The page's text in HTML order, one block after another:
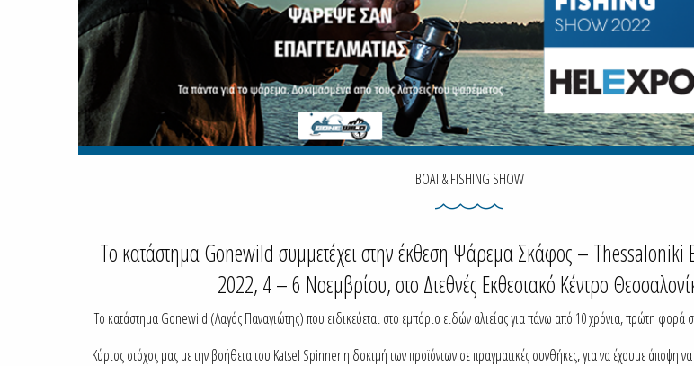
BOAT & FISHING SHOW
Το κατάστημα Gonewild συμμετέχει στην έκθεση Ψάρεμα Σκάφος –
2022, 4 – 6 Νοεμβρίου, στο Διεθνές Εκθεσιακό Κέντρο
Το κατάστημα Gonewild (Λαγός Παναγιώτης) που ειδικεύεται στο εμπόριο ειδών αλιείας για πάνω από 10 χρόνια, πρώτη φορά
Κύριος στόχος μας με την βοήθεια του Katsel Spinner η δοκιμή των προϊόντων σε πραγματικές συνθήκες, για να έχουμε άποψη